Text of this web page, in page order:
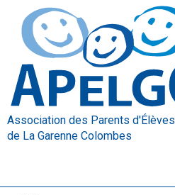
Association des Parents d'Élèves
de La Garenne Colombes